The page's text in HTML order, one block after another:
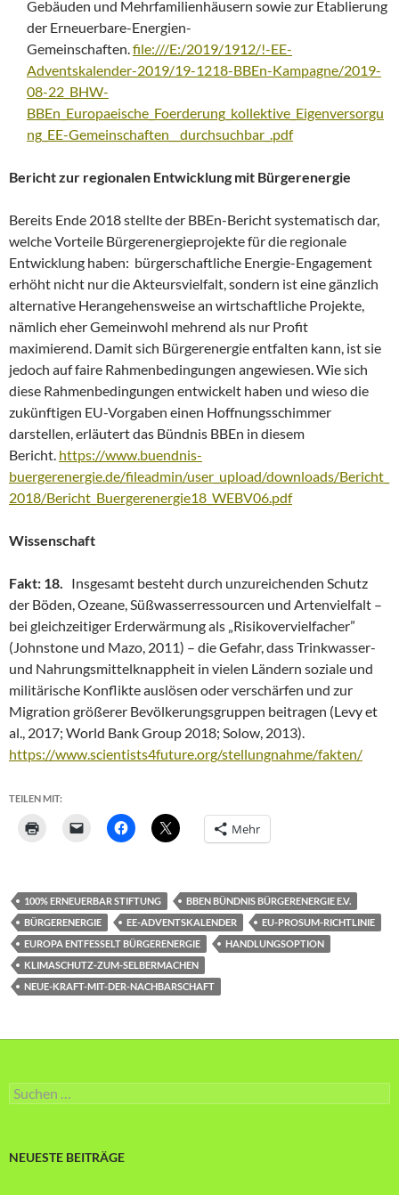
Gebäuden und Mehrfamilienhäusern sowie zur Etablierung
der Erneuerbare-Energien-
Gemeinschaften.file:///E:/2019/1912/!-EE-
Adventskalender-2019/19-1218-BBEn-Kampagne/2019-
08-22_BHW-
BBEn_Europaeische_Foerderung_kollektive_Eigenversorgu
ng_EE-Gemeinschaften__durchsuchbar_.pdf
Bericht zur regionalen Entwicklung mit Bürgerenergie
Bereits Ende 2018 stellte der BBEn-Bericht systematisch dar,
welche Vorteile Bürgerenergieprojekte für die regionale
Entwicklung haben: bürgerschaftliche Energie-Engagement
erhöht nicht nur die Akteursvielfalt, sondern ist eine gänzlich
alternative Herangehensweise an wirtschaftliche Projekte,
nämlich eher Gemeinwohl mehrend als nur Profit
maximierend. Damit sich Bürgerenergie entfalten kann, ist sie
jedoch auf faire Rahmenbedingungen angewiesen. Wie sich
diese Rahmenbedingungen entwickelt haben und wieso die
zukünftigen EU-Vorgaben einen Hoffnungsschimmer
darstellen, erläutert das Bündnis BBEn in diesem
Bericht. https://www.buendnis-
buergerenergie.de/fileadmin/user_upload/downloads/Bericht_
2018/Bericht_Buergerenergie18_WEBV06.pdf
Wissenschaft
Fakt: 18. Insgesamt besteht durch unzureichenden Schutz
der Böden, Ozeane, Süßwasserressourcen und Artenvielfalt –
bei gleichzeitiger Erderwärmung als „Risikovervielfacher”
(Johnstone und Mazo, 2011) – die Gefahr, dass Trinkwasser-
und Nahrungsmittelknappheit in vielen Ländern soziale und
militärische Konflikte auslösen oder verschärfen und zur
Migration größerer Bevölkerungsgruppen beitragen (Levy et
al., 2017; World Bank Group 2018; Solow, 2013).
https://www.scientists4future.org/stellungnahme/fakten/
TEILEN MIT:
Mehr
100% ERNEUERBAR STIFTUNG
BBEN BÜNDNIS BÜRGERENERGIE E.V.
BÜRGERENERGIE
EE-ADVENTSKALENDER
EU-PROSUM-RICHTLINIE
EUROPA ENTFESSELT BÜRGERENERGIE
HANDLUNGSOPTION
KLIMASCHUTZ-ZUM-SELBERMACHEN
NEUE-KRAFT-MIT-DER-NACHBARSCHAFT
Suche
nach:
NEUESTE BEITRÄGE